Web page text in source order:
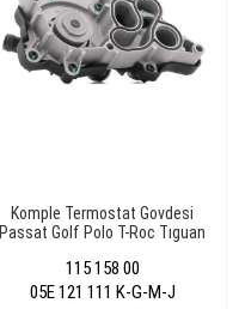
Komple Termostat Govdesi
Passat Golf Polo T-Roc Tıguan
1,5 Tsı Dlac-Daca -Dada-Dpba-
Dpca 05E121111K
115 158 00
05E 121 111 K-G-M-J